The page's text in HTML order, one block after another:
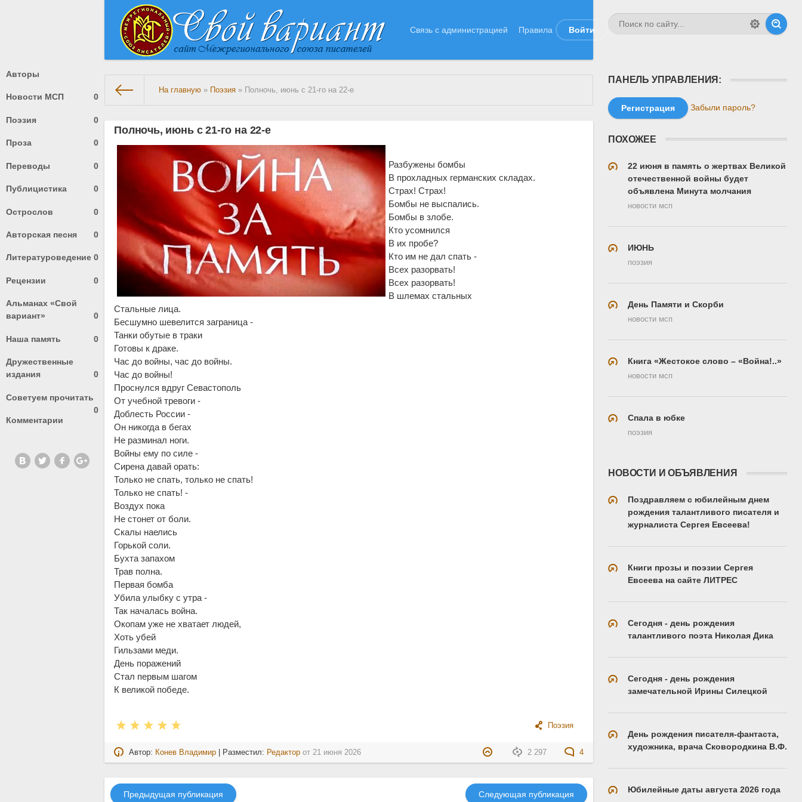
Связь с администрацией Правила Войти
Авторы
Новости МСП 0
Поэзия 0
Проза 0
Переводы 0
Публицистика 0
Острослов 0
Авторская песня 0
Литературоведение 0
Рецензии 0
Альманах «Свой
вариант»
0
Наша память 0
Дружественные
издания
0
Советуем прочитать
0
Комментарии
На главную » Поэзия » Полночь, июнь с 21-го на 22-е
Полночь, июнь с 21-го на 22-е
Разбужены бомбы
В прохладных германских складах.
Страх! Страх!
Бомбы не выспались.
Бомбы в злобе.
Кто усомнился
В их пробе?
Кто им не дал спать -
Всех разорвать!
Всех разорвать!
В шлемах стальных
Стальные лица.
Бесшумно шевелится заграница -
Танки обутые в траки
Готовы к драке.
Час до войны, час до войны.
Час до войны!
Проснулся вдруг Севастополь
От учебной тревоги -
Доблесть России -
Он никогда в бегах
Не разминал ноги.
Войны ему по силе -
Сирена давай орать:
Только не спать, только не спать!
Только не спать! -
Воздух пока
Не стонет от боли.
Скалы наелись
Горькой соли.
Бухта запахом
Трав полна.
Первая бомба
Убила улыбку с утра -
Так началась война.
Окопам уже не хватает людей,
Хоть убей
Гильзами меди.
День поражений
Стал первым шагом
К великой победе.
Поэзия
2 297 4
Автор: Конев Владимир | Разместил: Редактор от 21 июня 2026
Предыдущая публикация Следующая публикация
ПАНЕЛЬ УПРАВЛЕНИЯ:
Регистрация Забыли пароль?
ПОХОЖЕЕ
22 июня в память о жертвах Великой
отечественной войны будет
объявлена Минута молчания
новости мсп
ИЮНЬ
поэзия
День Памяти и Скорби
новости мсп
Книга «Жестокое слово – «Война!..»
новости мсп
Спала в юбке
поэзия
НОВОСТИ И ОБЪЯВЛЕНИЯ
Поздравляем с юбилейным днем
рождения талантливого писателя и
журналиста Сергея Евсеева!
Книги прозы и поэзии Сергея
Евсеева на сайте ЛИТРЕС
Сегодня - день рождения
талантливого поэта Николая Дика
Сегодня - день рождения
замечательной Ирины Силецкой
День рождения писателя-фантаста,
художника, врача Сковородкина В.Ф.
Юбилейные даты августа 2026 года